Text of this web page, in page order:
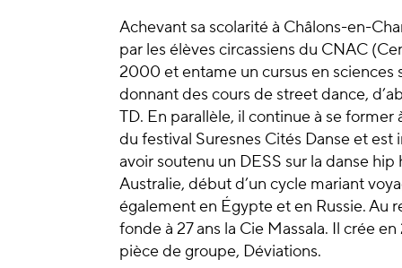
Achevant sa scolarité à Châlons-en-
par les élèves circassiens du CNAC
2000 et entame un cursus en sciences
donnant des cours de street dance,
TD. En parallèle, il continue à se
du festival Suresnes Cités Danse et
avoir soutenu un DESS sur la danse
Australie, début d’un cycle mariant
également en Égypte et en Russie. Au
fonde à 27 ans la Cie Massala. Il crée
pièce de groupe, Déviations.